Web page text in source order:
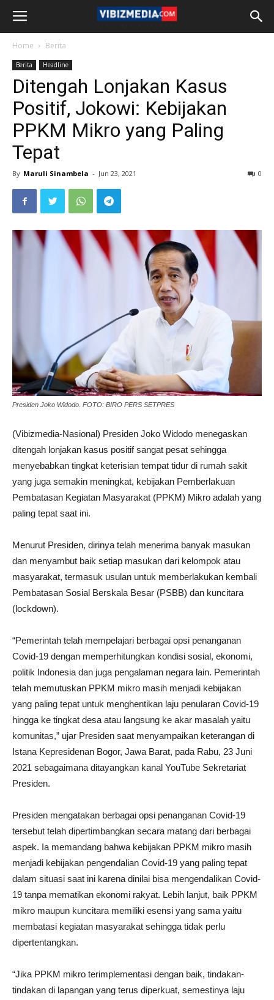
Home Berita
Berita Headline
Ditengah Lonjakan Kasus
Positif, Jokowi: Kebijakan
PPKM Mikro yang Paling
Tepat
By Maruli Sinambela - Jun 23, 2021 0
Presiden Joko Widodo. FOTO: BIRO PERS SETPRES
(Vibizmedia-Nasional) Presiden Joko Widodo menegaskan
ditengah lonjakan kasus positif sangat pesat sehingga
menyebabkan tingkat keterisian tempat tidur di rumah sakit
yang juga semakin meningkat, kebijakan Pemberlakuan
Pembatasan Kegiatan Masyarakat (PPKM) Mikro adalah yang
paling tepat saat ini.
Menurut Presiden, dirinya telah menerima banyak masukan
dan menyambut baik setiap masukan dari kelompok atau
masyarakat, termasuk usulan untuk memberlakukan kembali
Pembatasan Sosial Berskala Besar (PSBB) dan kuncitara
(lockdown).
“Pemerintah telah mempelajari berbagai opsi penanganan
Covid-19 dengan memperhitungkan kondisi sosial, ekonomi,
politik Indonesia dan juga pengalaman negara lain. Pemerintah
telah memutuskan PPKM mikro masih menjadi kebijakan
yang paling tepat untuk menghentikan laju penularan Covid-19
hingga ke tingkat desa atau langsung ke akar masalah yaitu
komunitas,” ujar Presiden saat menyampaikan keterangan di
Istana Kepresidenan Bogor, Jawa Barat, pada Rabu, 23 Juni
2021 sebagaimana ditayangkan kanal YouTube Sekretariat
Presiden.
Presiden mengatakan berbagai opsi penanganan Covid-19
tersebut telah dipertimbangkan secara matang dari berbagai
aspek. Ia memandang bahwa kebijakan PPKM mikro masih
menjadi kebijakan pengendalian Covid-19 yang paling tepat
dalam situasi saat ini karena dinilai bisa mengendalikan Covid-
19 tanpa mematikan ekonomi rakyat. Lebih lanjut, baik PPKM
mikro maupun kuncitara memiliki esensi yang sama yaitu
membatasi kegiatan masyarakat sehingga tidak perlu
dipertentangkan.
“Jika PPKM mikro terimplementasi dengan baik, tindakan-
tindakan di lapangan yang terus diperkuat, semestinya laju